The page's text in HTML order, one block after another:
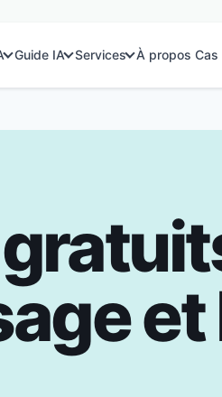
Guide IA Services À propos Cas